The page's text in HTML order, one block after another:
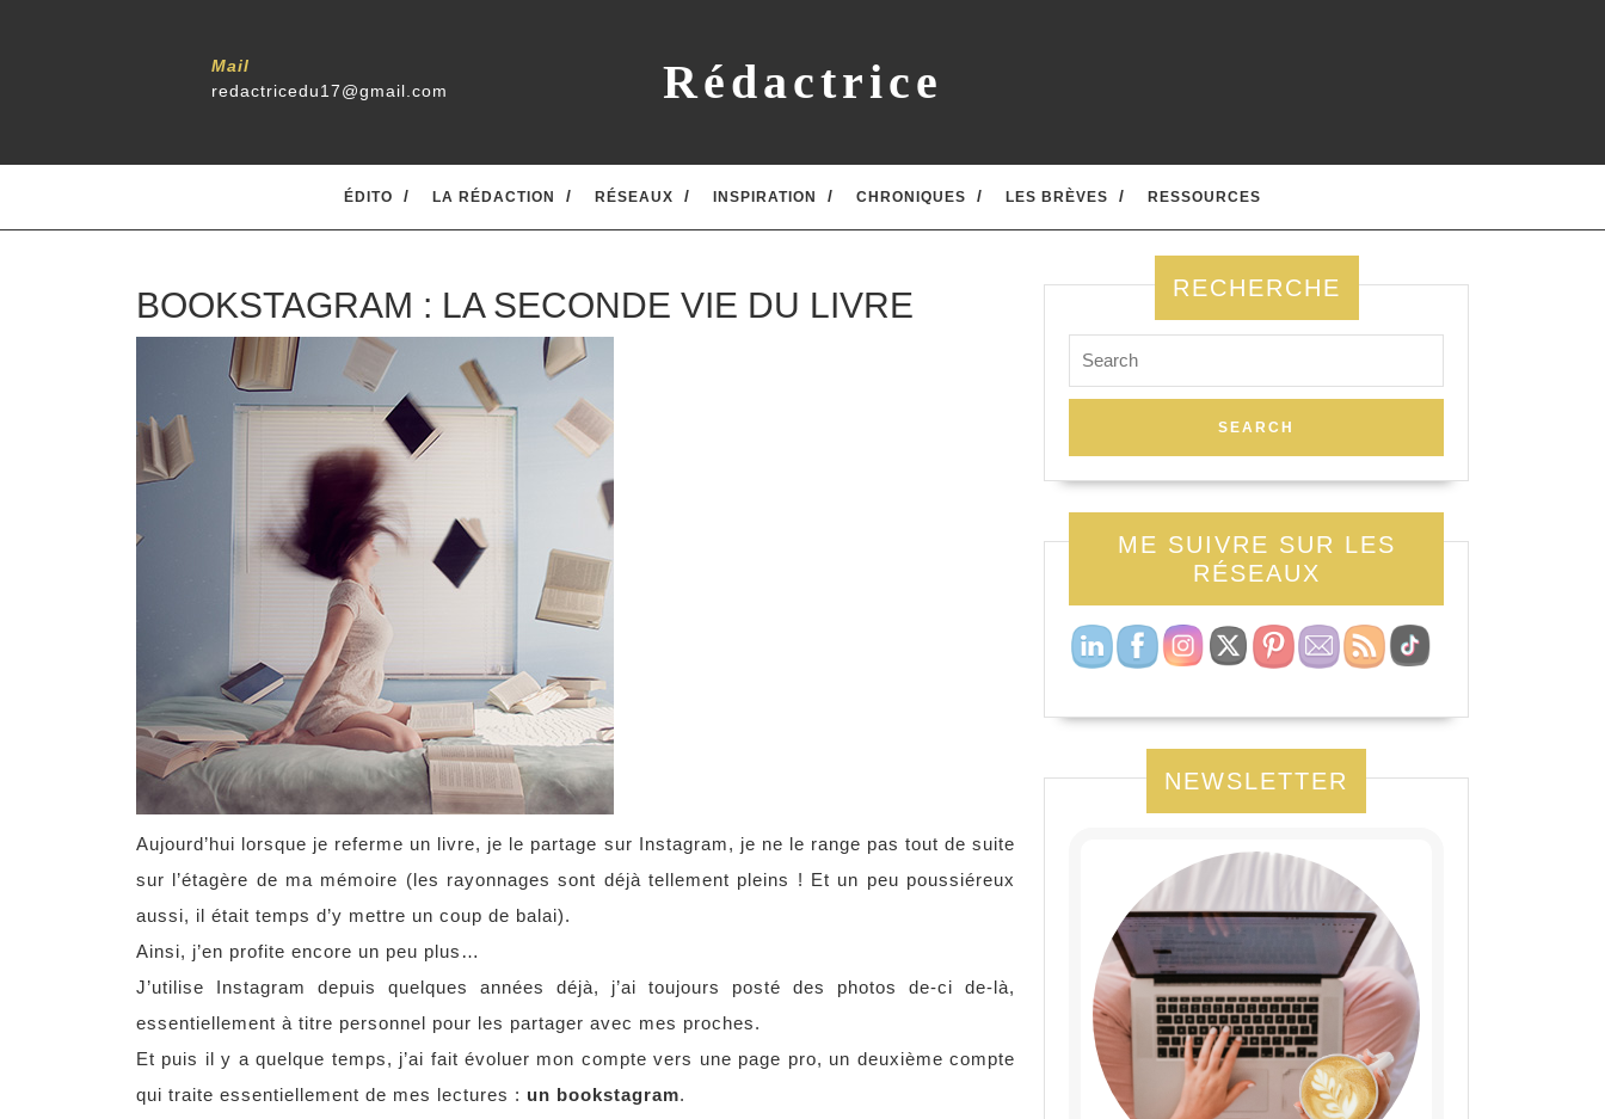
Mail
redactricedu17@gmail.com
Rédactrice
ÉDITO LA RÉDACTION RÉSEAUX INSPIRATION CHRONIQUES LES BRÈVES RESSOURCES
BOOKSTAGRAM : LA SECONDE VIE DU LIVRE
Aujourd’hui lorsque je referme un livre, je le partage sur Instagram, je ne le range pas tout de suite
sur l’étagère de ma mémoire (les rayonnages sont déjà tellement pleins ! Et un peu poussiéreux
aussi, il était temps d’y mettre un coup de balai).
Ainsi, j’en profite encore un peu plus…
J’utilise Instagram depuis quelques années déjà, j’ai toujours posté des photos de-ci de-là,
essentiellement à titre personnel pour les partager avec mes proches.
Et puis il y a quelque temps, j’ai fait évoluer mon compte vers une page pro, un deuxième compte
qui traite essentiellement de mes lectures : un bookstagram.
RECHERCHE
ME SUIVRE SUR LES
RÉSEAUX
NEWSLETTER